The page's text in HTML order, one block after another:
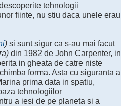
tehnologii
fiinte, nu stiu daca unele erau
)si sunt sigur ca s-au mai facut
din 1982 de John Carpenter, in
in gheata de catre niste
forma. Asta cu siguranta a
prima data in spatiu,
tehnologiilor
a iesi de pe planeta si a